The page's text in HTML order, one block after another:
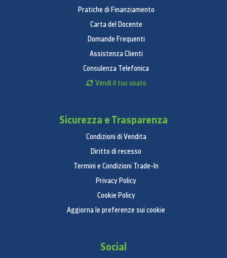
Pratiche di Finanziamento
Carta del Docente
Domande Frequenti
Assistenza Clienti
Consulenza Telefonica
Vendi il tuo usato
Sicurezza e Trasparenza
Condizioni di Vendita
Diritto di recesso
Termini e Condizioni Trade-In
Privacy Policy
Cookie Policy
Aggiorna le preferenze sui cookie
Social